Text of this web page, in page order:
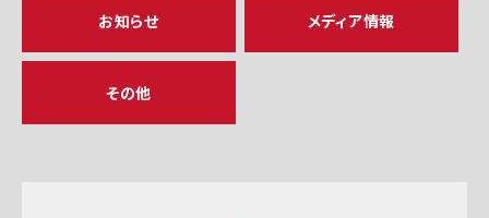
お知らせ メディア情報
その他